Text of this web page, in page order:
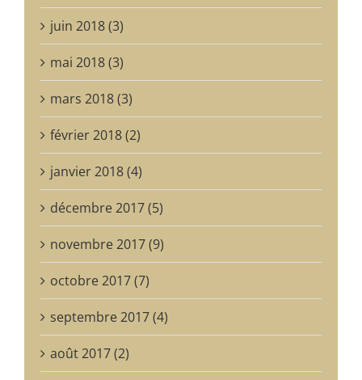
juin 2018 (3)
mai 2018 (3)
mars 2018 (3)
février 2018 (2)
janvier 2018 (4)
décembre 2017 (5)
novembre 2017 (9)
octobre 2017 (7)
septembre 2017 (4)
août 2017 (2)